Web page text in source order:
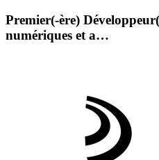
Premier(-ère)
numériques et a…